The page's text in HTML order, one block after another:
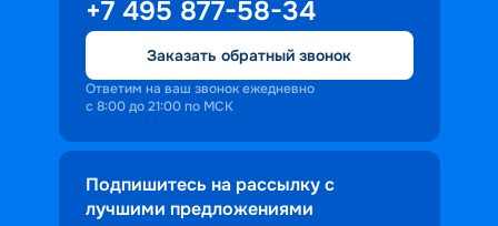
насколько захватывающими могут
быть круизы из Саратова в 2026 году.
+7 495 877-58-34
Заказать обратный звонок
Ответим на ваш звонок ежедневно
с 8:00 до 21:00 по МСК
Подпишитесь на рассылку с
лучшими предложениями